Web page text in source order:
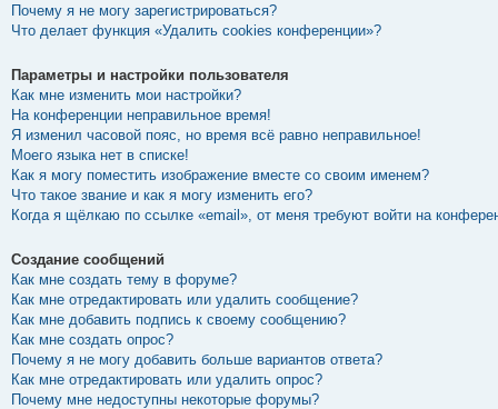
Почему я не могу зарегистрироваться?
Что делает функция «Удалить cookies конференции»?
Параметры и настройки пользователя
Как мне изменить мои настройки?
На конференции неправильное время!
Я изменил часовой пояс, но время всё равно неправильное!
Моего языка нет в списке!
Как я могу поместить изображение вместе со своим именем?
Что такое звание и как я могу изменить его?
Когда я щёлкаю по ссылке «email», от меня требуют войти на
Создание сообщений
Как мне создать тему в форуме?
Как мне отредактировать или удалить сообщение?
Как мне добавить подпись к своему сообщению?
Как мне создать опрос?
Почему я не могу добавить больше вариантов ответа?
Как мне отредактировать или удалить опрос?
Почему мне недоступны некоторые форумы?